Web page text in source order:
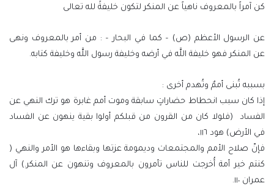
كن آمراً بالمعروف ناهياً عن المنكر لتكون خليفةً لله تعالى
عن الرسول الأعظم (ص) – كما في البحار – : من أمر بالمعروف ونهى
عن المنكر فهو خليفة اللَّه في أرضه وخليفة رسول اللَّه وخليفة كتابه.
بسببه تُبنى أممٌ وتُهدم أخرى :
إذا كان سبب انحطاط حضاراتٍ سابقة وموت أمم غابرة هو ترك النهي عن
الفساد (فلولا كان من القرون من قبلكم أولوا بقية ينهون عن الفساد
في الأرض) هود ١١٦،
فإنّ صلاح الأمم والمجتمعات وديمومة عزتها وبقاءها هو الأمر والنهي (
كنتم خير أمة أُخرجت للناس تأمرون بالمعروف وتنهون عن المنكر.) آل
عمران ١١٠.